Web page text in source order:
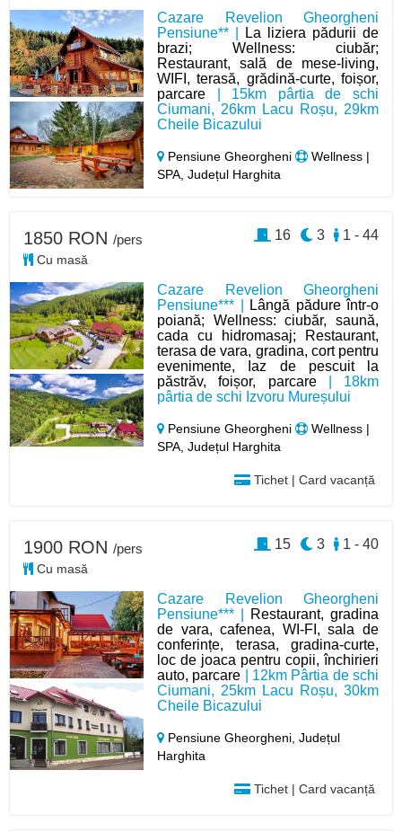
Cazare Revelion Gheorgheni
Pensiune** |
La liziera pădurii de
brazi; Wellness: ciubăr;
Restaurant, sală de mese-living,
WIFI, terasă, grădină-curte, foișor,
parcare | 15km pârtia de schi
Ciumani, 26km Lacu Roșu, 29km
Cheile Bicazului
Pensiune Gheorgheni
Wellness |
SPA, Județul Harghita
Cazare Revelion Gheorgheni
Pensiune*** |
Lângă pădure într-o
poiană; Wellness: ciubăr, saună,
cada cu hidromasaj; Restaurant,
terasa de vara, gradina, cort pentru
evenimente, Iaz de pescuit la
păstrăv, foișor, parcare| 18km
pârtia de schi Izvoru Mureșului
Pensiune Gheorgheni
Wellness |
SPA, Județul Harghita
Tichet | Card vacanță
1850 RON /pers
Cu masă
1 - 44
3
16
Cazare Revelion Gheorgheni
Pensiune*** |
Restaurant, gradina
de vara, cafenea, WI-FI, sala de
conferințe, terasa, gradina-curte,
loc de joaca pentru copii, închirieri
auto, parcare | 12km Pârtia de schi
Ciumani, 25km Lacu Roșu, 30km
Cheile Bicazului
Pensiune Gheorgheni,Județul
Harghita
Tichet | Card vacanță
1900 RON /pers
Cu masă
1 - 40
3
15